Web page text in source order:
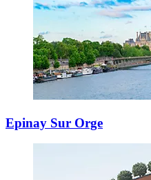
Epinay Sur Orge